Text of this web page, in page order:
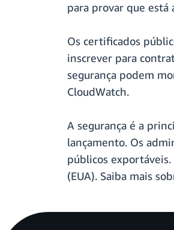
para provar que
Os certificados
inscrever para
segurança podem
CloudWatch.
A segurança é a
lançamento. Os
públicos exportáveis.
(EUA). Saiba mais